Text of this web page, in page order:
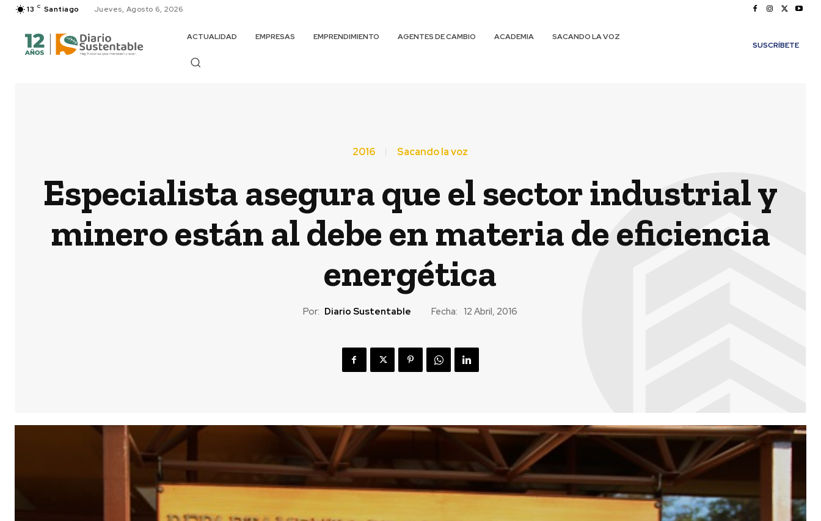
13 C Santiago Jueves, Agosto 6, 2026
ACTUALIDAD EMPRESAS EMPRENDIMIENTO AGENTES DE CAMBIO ACADEMIA
SACANDO LA VOZ
SUSCRÍBETE
2016 Sacando la voz
Especialista asegura que el sector industrial y
minero están al debe en materia de eficiencia
energética
Por: Diario Sustentable Fecha: 12 Abril, 2016